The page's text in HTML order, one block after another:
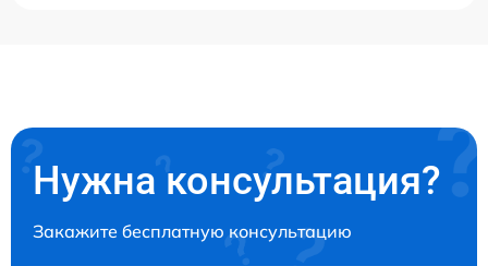
Нужна консультация?
Закажите бесплатную консультацию